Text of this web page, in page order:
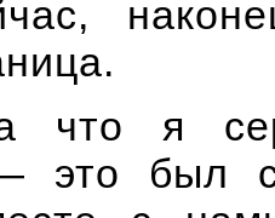
что я
это был